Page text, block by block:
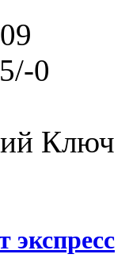
0
Ключ
экспресс